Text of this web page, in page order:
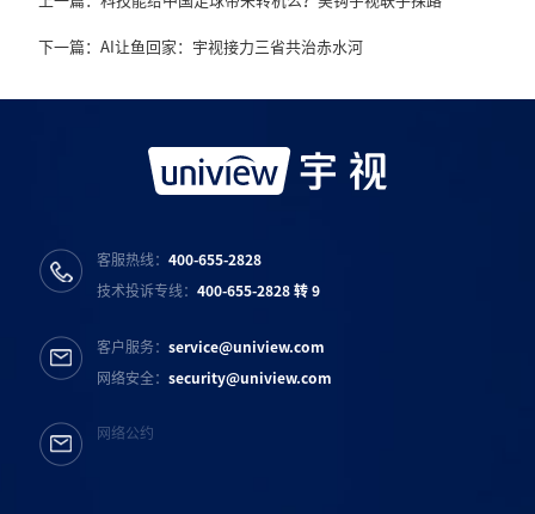
下一篇：AI让鱼回家：宇视接力三省共治赤水河
客服热线：400-655-2828
技术投诉专线：400-655-2828 转 9
客户服务：service@uniview.com
网络安全：security@uniview.com
网络公约